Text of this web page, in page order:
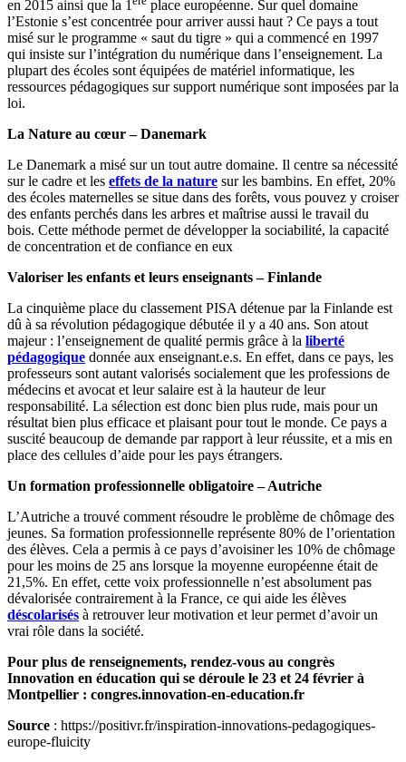
en 2015 ainsi que la 1
place européenne. Sur quel domaine
l’Estonie s’est concentrée pour arriver aussi haut ? Ce pays a tout
misé sur le programme « saut du tigre » qui a commencé en 1997
qui insiste sur l’intégration du numérique dans l’enseignement. La
plupart des écoles sont équipées de matériel informatique, les
ressources pédagogiques sur support numérique sont imposées par la
loi.
La Nature au cœur – Danemark
Le Danemark a misé sur un tout autre domaine. Il centre sa nécessité
sur le cadre et les effets de la nature sur les bambins. En effet, 20%
des écoles maternelles se situe dans des forêts, vous pouvez y croiser
des enfants perchés dans les arbres et maîtrise aussi le travail du
bois. Cette méthode permet de développer la sociabilité, la capacité
de concentration et de confiance en eux
Valoriser les enfants et leurs enseignants – Finlande
La cinquième place du classement PISA détenue par la Finlande est
dû à sa révolution pédagogique débutée il y a 40 ans. Son atout
majeur : l’enseignement de qualité permis grâce à la liberté
pédagogique donnée aux enseignant.e.s. En effet, dans ce pays, les
professeurs sont autant valorisés socialement que les professions de
médecins et avocat et leur salaire est à la hauteur de leur
responsabilité. La sélection est donc bien plus rude, mais pour un
résultat bien plus efficace et plaisant pour tout le monde. Ce pays a
suscité beaucoup de demande par rapport à leur réussite, et a mis en
place des cellules d’aide pour les pays étrangers.
Un formation professionnelle obligatoire – Autriche
L’Autriche a trouvé comment résoudre le problème de chômage des
jeunes. Sa formation professionnelle représente 80% de l’orientation
des élèves. Cela a permis à ce pays d’avoisiner les 10% de chômage
pour les moins de 25 ans lorsque la moyenne européenne était de
21,5%. En effet, cette voix professionnelle n’est absolument pas
dévalorisée contrairement à la France, ce qui aide les élèves
déscolarisés à retrouver leur motivation et leur permet d’avoir un
vrai rôle dans la société.
Pour plus de renseignements, rendez-vous au congrès
Innovation en éducation qui se déroule le 23 et 24 février à
Montpellier : congres.innovation-en-education.fr
Source : https://positivr.fr/inspiration-innovations-pedagogiques-
europe-fluicity